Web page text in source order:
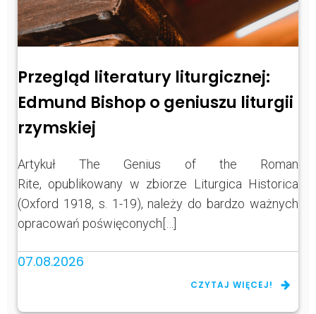
Przegląd literatury liturgicznej:
Edmund Bishop o geniuszu liturgii
rzymskiej
Artykuł The Genius of the Roman
Rite, opublikowany w zbiorze Liturgica Historica
(Oxford 1918, s. 1-19), należy do bardzo ważnych
opracowań poświęconych[…]
07.08.2026
CZYTAJ WIĘCEJ!